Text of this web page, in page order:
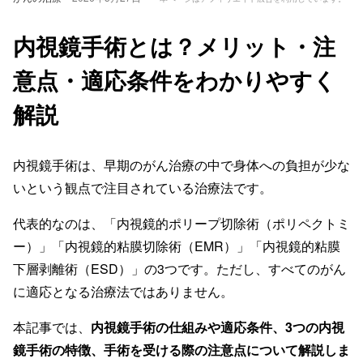
内視鏡手術とは？メリット・注
意点・適応条件をわかりやすく
解説
内視鏡手術は、早期のがん治療の中で身体への負担が少な
いという観点で注目されている治療法です。
代表的なのは、「内視鏡的ポリープ切除術（ポリペクトミ
ー）」「内視鏡的粘膜切除術（EMR）」「内視鏡的粘膜
下層剥離術（ESD）」の3つです。ただし、すべてのがん
に適応となる治療法ではありません。
本記事では、 内視鏡手術の仕組みや適応条件、3つの内視
鏡手術の特徴、手術を受ける際の注意点について解説しま